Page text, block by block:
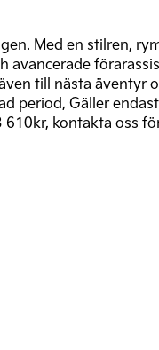
Med en stilren,
till nästa äventyr
period, Gäller
kontakta oss